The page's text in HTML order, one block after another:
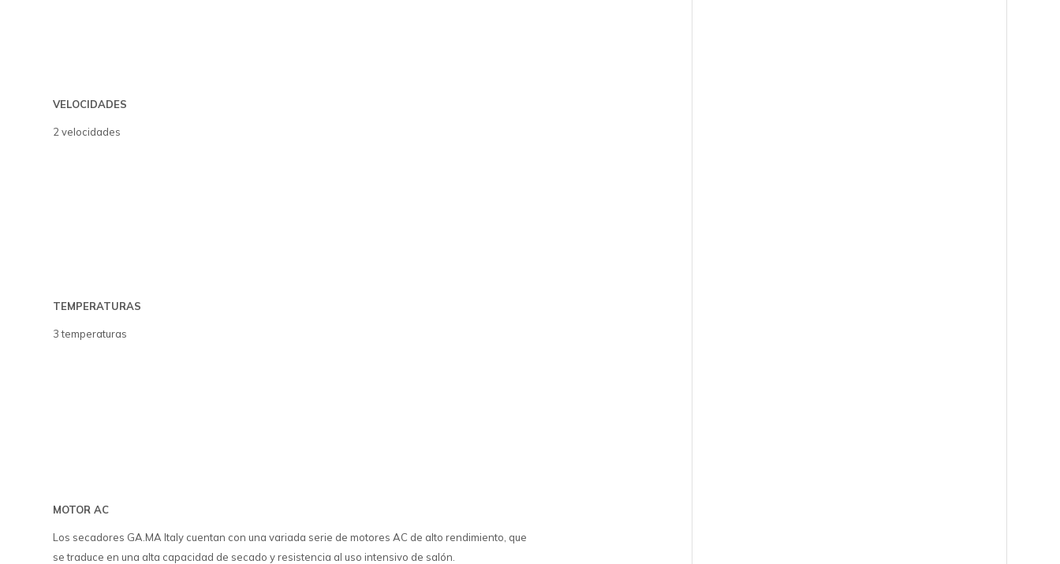
VELOCIDADES
2 velocidades
TEMPERATURAS
3 temperaturas
MOTOR AC
Los secadores GA.MA Italy cuentan con una variada serie de motores AC de alto rendimiento, que
se traduce en una alta capacidad de secado y resistencia al uso intensivo de salón.